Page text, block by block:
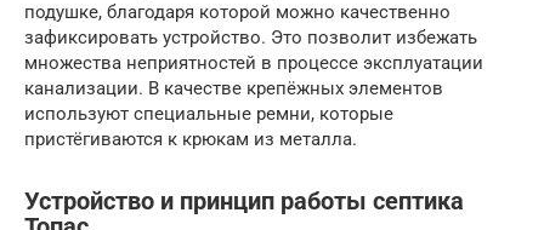
подушке, благодаря которой можно качественно
зафиксировать устройство. Это позволит избежать
множества неприятностей в процессе эксплуатации
канализации. В качестве крепёжных элементов
используют специальные ремни, которые
пристёгиваются к крюкам из металла.
Устройство и принцип работы септика